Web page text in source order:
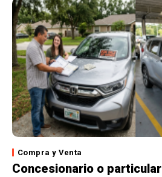
Compra y Venta
Concesionario o